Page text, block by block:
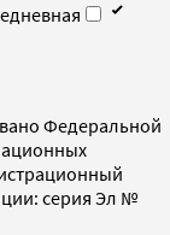
Федеральной
серия Эл №